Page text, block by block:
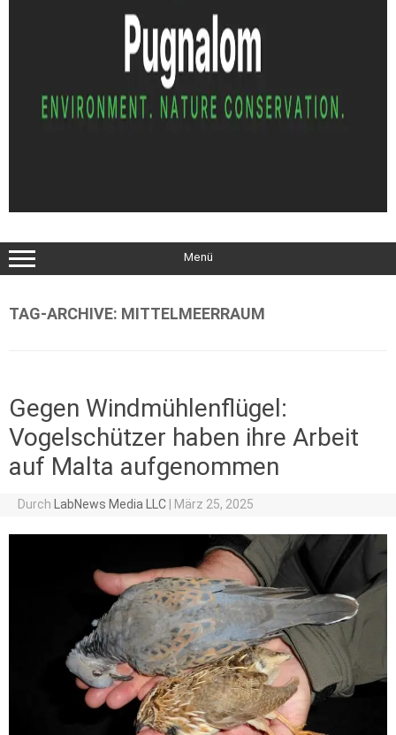
Menü
TAG-ARCHIVE: MITTELMEERRAUM
Gegen Windmühlenflügel:
Vogelschützer haben ihre Arbeit
auf Malta aufgenommen
Durch LabNews Media LLC März 25, 2025